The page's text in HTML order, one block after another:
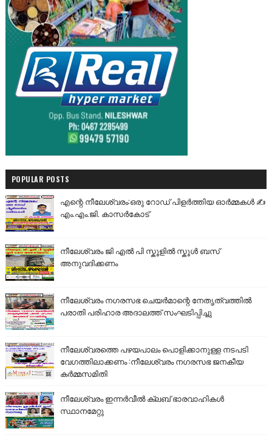
POPULAR POSTS
എന്റെ നീലേശ്വരം:ഒരു റോഡ് പിളർത്തിയ ഓർമ്മകൾ ✍️
എം.എം.ജി. കാസർകോട്
നീലേശ്വരം ജി എൽ പി സ്കൂളിൽ സ്കൂൾ ബസ്
അനുവദിക്കണം
നീലേശ്വരം നഗരസഭ ചെയർമാന്റെ നേതൃത്വത്തിൽ
പരാതി പരിഹാര അദാലത്ത് സംഘടിപ്പിച്ചു
നീലേശ്വരത്തെ പഴയപാലം പൊളിക്കാനുള്ള നടപടി
വേഗത്തിലാക്കണം :നീലേശ്വരം നഗരസഭ ജനകീയ
കർമ്മസമിതി
നീലേശ്വരം ഇന്നർവീൽ ക്ലബ് ഭാരവാഹികൾ
സ്ഥാനമേറ്റു